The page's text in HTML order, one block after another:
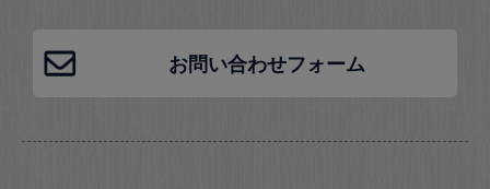
お問い合わせフォーム